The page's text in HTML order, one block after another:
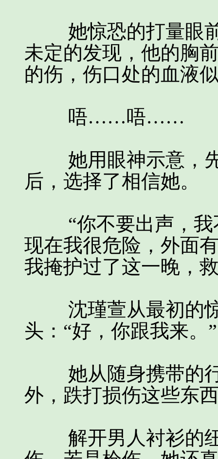
她惊恐的打量眼前
未定的发现，他的胸
的伤，伤口处的血液
唔……唔……
她用眼神示意，先
后，选择了相信她。
“你不要出声，我
现在我很危险，外面
我掩护过了这一晚，
沈瑾萱从最初的惊
头：“好，你跟我来。”
她从随身携带的行
外，跌打损伤这些东
解开男人衬衫的纽